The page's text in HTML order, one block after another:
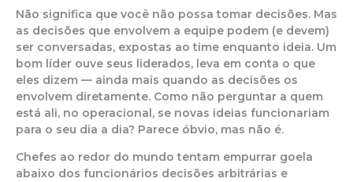
Não significa que você não possa tomar decisões. Mas
as decisões que envolvem a equipe podem (e devem)
ser conversadas, expostas ao time enquanto ideia. Um
bom líder ouve seus liderados, leva em conta o que
eles dizem — ainda mais quando as decisões os
envolvem diretamente. Como não perguntar a quem
está ali, no operacional, se novas ideias funcionariam
para o seu dia a dia? Parece óbvio, mas não é.
Chefes ao redor do mundo tentam empurrar goela
abaixo dos funcionários decisões arbitrárias e